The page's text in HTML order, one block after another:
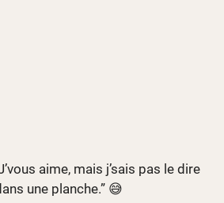
aime, mais j’sais pas le dire
une planche.” 😅